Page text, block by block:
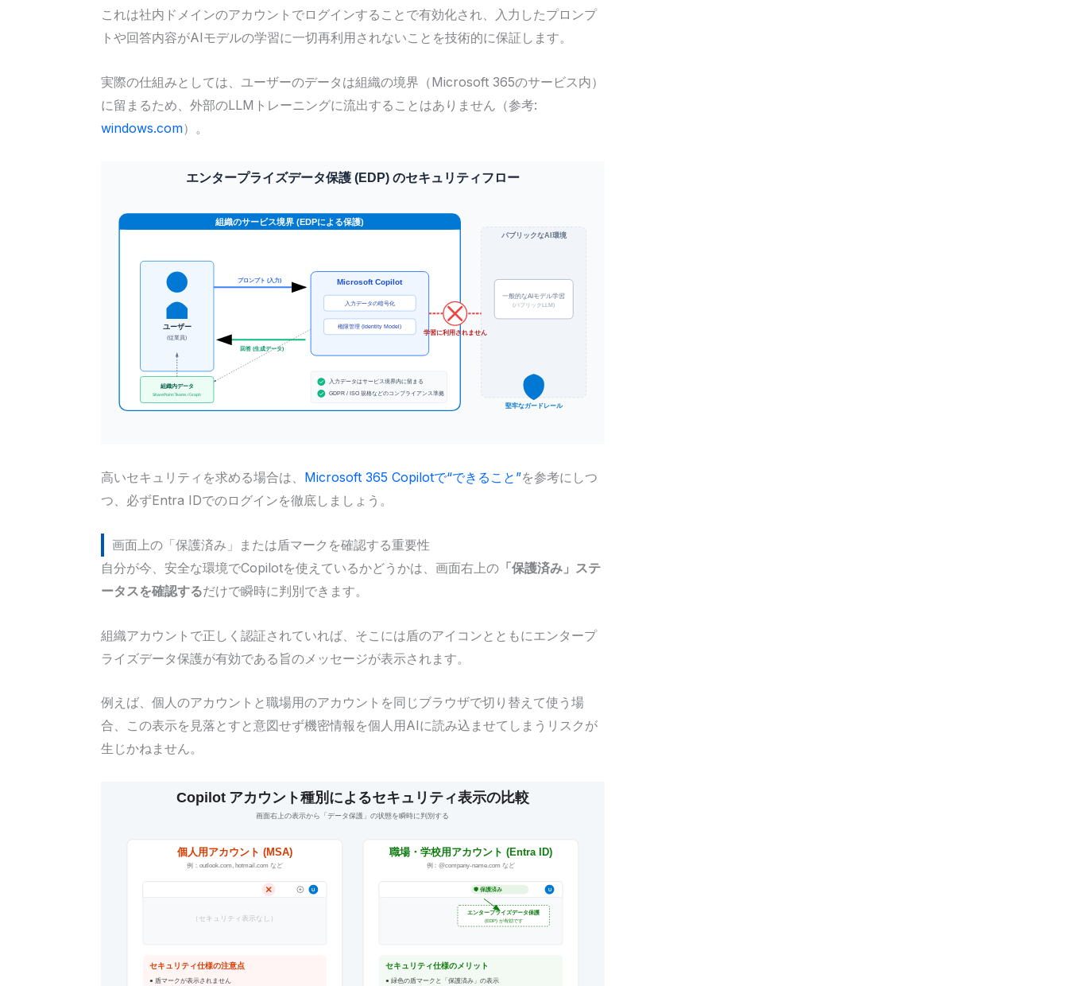
これは社内ドメインのアカウントでログインすることで有効化され、入力したプロンプ
トや回答内容がAIモデルの学習に一切再利用されないことを技術的に保証します。
実際の仕組みとしては、ユーザーのデータは組織の境界（Microsoft 365のサービス内）
に留まるため、外部のLLMトレーニングに流出することはありません（参考:
windows.com）。
高いセキュリティを求める場合は、 Microsoft 365 Copilotで“できること”を参考にしつ
つ、必ずEntra IDでのログインを徹底しましょう。
画面上の「保護済み」または盾マークを確認する重要性
自分が今、安全な環境でCopilotを使えているかどうかは、画面右上の「保護済み」ステ
ータスを確認するだけで瞬時に判別できます。
組織アカウントで正しく認証されていれば、そこには盾のアイコンとともにエンタープ
ライズデータ保護が有効である旨のメッセージが表示されます。
例えば、個人のアカウントと職場用のアカウントを同じブラウザで切り替えて使う場
合、この表示を見落とすと意図せず機密情報を個人用AIに読み込ませてしまうリスクが
生じかねません。